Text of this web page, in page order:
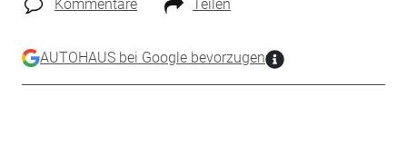
Kommentare Teilen
AUTOHAUS bei Google bevorzugen